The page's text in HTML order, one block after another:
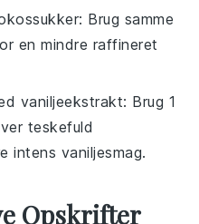
: Brug samme
en mindre raffineret
vaniljeekstrakt: Brug 1
teskefuld
intens vaniljesmag.
Opskrifter